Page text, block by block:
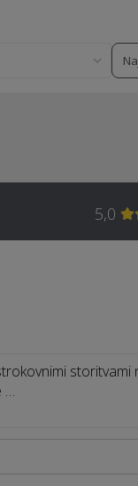
5,0
storitvami
…